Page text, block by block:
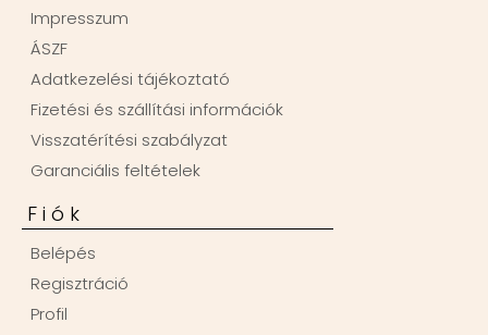
Impresszum
ÁSZF
Adatkezelési tájékoztató
Fizetési és szállítási információk
Visszatérítési szabályzat
Garanciális feltételek
Fiók
Belépés
Regisztráció
Profil